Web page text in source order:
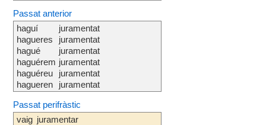
Passat anterior
haguí
hagueres
hagué
haguérem
haguéreu
hagueren
juramentat
juramentat
juramentat
juramentat
juramentat
juramentat
Passat perifràstic
vaig juramentar